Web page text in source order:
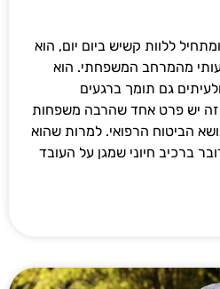
ללוות קשיש ביום יום, הוא
מהמרחב המשפחתי. הוא
גם תומך ברגעים
זה יש פרט אחד שהרבה משפחות
הביטוח הרפואי. למרות שהוא
ברכיב חיוני שמגן על העובד